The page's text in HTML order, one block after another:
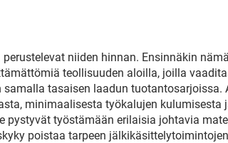
niiden hinnan. Ensinnäkin
teollisuuden aloilla, joilla
tasaisen laadun tuotantosarjoissa.
minimaalisesta työkalujen kulumisesta
työstämään erilaisia johtavia
poistaa tarpeen